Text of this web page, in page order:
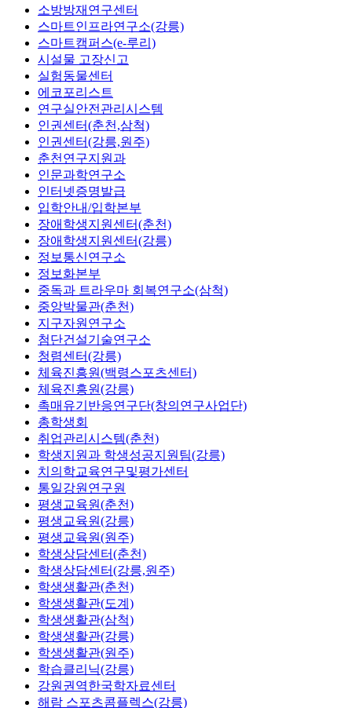
소방방재연구센터
스마트인프라연구소(강릉)
스마트캠퍼스(e-루리)
시설물 고장신고
실험동물센터
에코포리스트
연구실안전관리시스템
인권센터(춘천,삼척)
인권센터(강릉,원주)
춘천연구지원과
인문과학연구소
인터넷증명발급
입학안내/입학본부
장애학생지원센터(춘천)
장애학생지원센터(강릉)
정보통신연구소
정보화본부
중독과 트라우마 회복연구소(삼척)
중앙박물관(춘천)
지구자원연구소
첨단건설기술연구소
청렴센터(강릉)
체육진흥원(백령스포츠센터)
체육진흥원(강릉)
촉매유기반응연구단(창의연구사업단)
총학생회
취업관리시스템(춘천)
학생지원과 학생성공지원팀(강릉)
치의학교육연구및평가센터
통일강원연구원
평생교육원(춘천)
평생교육원(강릉)
평생교육원(원주)
학생상담센터(춘천)
학생상담센터(강릉,원주)
학생생활관(춘천)
학생생활관(도계)
학생생활관(삼척)
학생생활관(강릉)
학생생활관(원주)
학습클리닉(강릉)
강원권역한국학자료센터
해람 스포츠콤플렉스(강릉)